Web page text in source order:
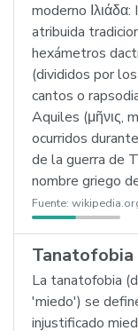
moderno
atribuida
hexámetros
(divididos por
cantos o
Aquiles (μῆνις,
ocurridos
de la guerra de
nombre griego
Fuente:
Tanatofobia
La tanatofobia
'miedo') se
injustificado